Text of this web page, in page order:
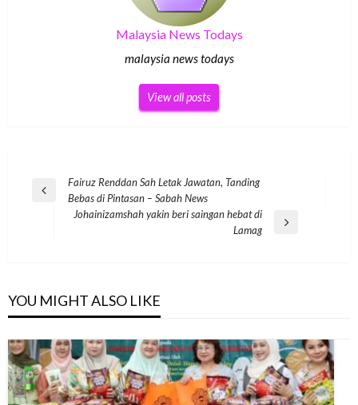
Malaysia News Todays
malaysia news todays
View all posts
Post
navigation
Previous
Fairuz Renddan Sah Letak Jawatan, Tanding
Bebas di Pintasan – Sabah News
Johainizamshah yakin beri saingan hebat di
Lamag
YOU MIGHT ALSO LIKE